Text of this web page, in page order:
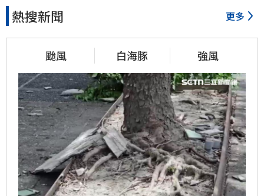
熱搜新聞 更多
颱風 白海豚 強風